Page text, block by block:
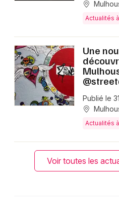
Actualités
Une
Publié le
Actualités
Voir toutes les